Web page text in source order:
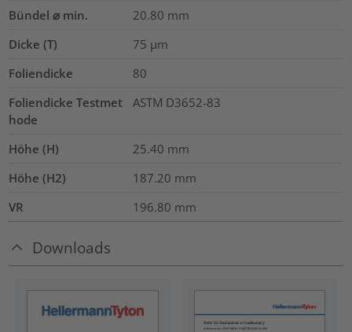
Bündel ⌀ min.
20.80 mm
Dicke (T)
75 µm
Foliendicke
80
Foliendicke Testmet
hode
ASTM D3652-83
Höhe (H) 25.40 mm
Höhe (H2)
187.20 mm
VR
196.80 mm
Downloads